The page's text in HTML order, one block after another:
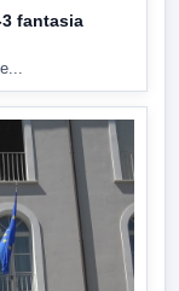
fantasia